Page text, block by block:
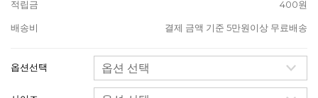
적립금
400원
배송비 결제 금액 기준 5만원이상 무료배송
옵션선택